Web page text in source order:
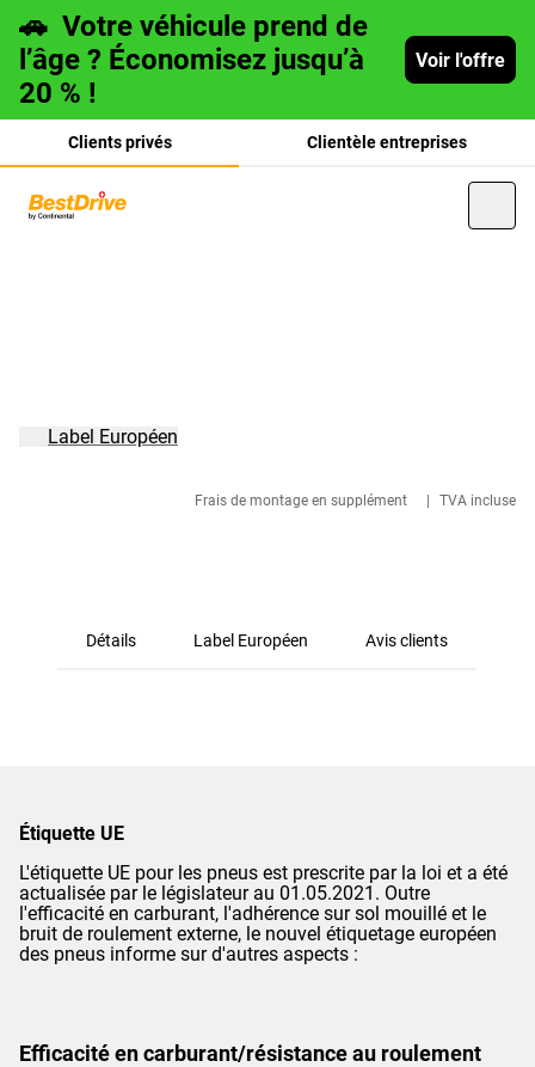
🚗 Votre véhicule prend de
l’âge ? Économisez jusqu’à
20 % !
Voir l'offre
Clients privés Clientèle entreprises
Frais de montage en supplément TVA incluse
Label Européen
Détails Label Européen Avis clients
Étiquette UE
L'étiquette UE pour les pneus est prescrite par la loi et a été
actualisée par le législateur au 01.05.2021. Outre
l'efficacité en carburant, l'adhérence sur sol mouillé et le
bruit de roulement externe, le nouvel étiquetage européen
des pneus informe sur d'autres aspects :
Efficacité en carburant/résistance au roulement